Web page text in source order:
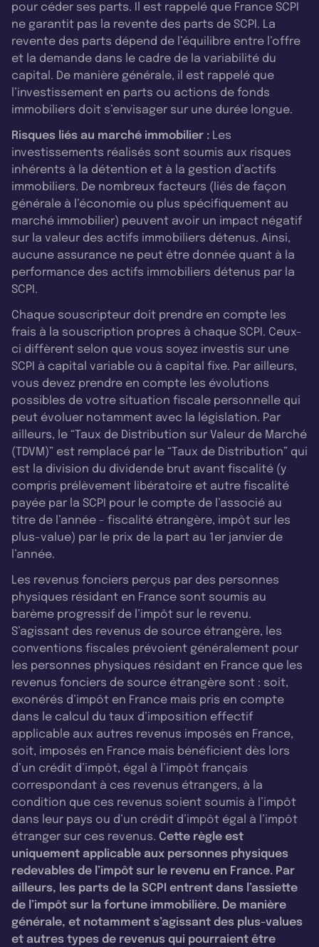
pour céder ses parts. Il est rappelé que France SCPI
ne garantit pas la revente des parts de SCPI. La
revente des parts dépend de l’équilibre entre l’offre
et la demande dans le cadre de la variabilité du
capital. De manière générale, il est rappelé que
l’investissement en parts ou actions de fonds
immobiliers doit s’envisager sur une durée longue.
Risques liés au marché immobilier : Les
investissements réalisés sont soumis aux risques
inhérents à la détention et à la gestion d’actifs
immobiliers. De nombreux facteurs (liés de façon
générale à l’économie ou plus spécifiquement au
marché immobilier) peuvent avoir un impact négatif
sur la valeur des actifs immobiliers détenus. Ainsi,
aucune assurance ne peut être donnée quant à la
performance des actifs immobiliers détenus par la
SCPI.
Chaque souscripteur doit prendre en compte les
frais à la souscription propres à chaque SCPI. Ceux-
ci diffèrent selon que vous soyez investis sur une
SCPI à capital variable ou à capital fixe. Par ailleurs,
vous devez prendre en compte les évolutions
possibles de votre situation fiscale personnelle qui
peut évoluer notamment avec la législation. Par
ailleurs, le “Taux de Distribution sur Valeur de Marché
(TDVM)” est remplacé par le “Taux de Distribution” qui
est la division du dividende brut avant fiscalité (y
compris prélèvement libératoire et autre fiscalité
payée par la SCPI pour le compte de l’associé au
titre de l’année - fiscalité étrangère, impôt sur les
plus-value) par le prix de la part au 1er janvier de
l’année.
Les revenus fonciers perçus par des personnes
physiques résidant en France sont soumis au
barème progressif de l’impôt sur le revenu.
S’agissant des revenus de source étrangère, les
conventions fiscales prévoient généralement pour
les personnes physiques résidant en France que les
revenus fonciers de source étrangère sont : soit,
exonérés d’impôt en France mais pris en compte
dans le calcul du taux d’imposition effectif
applicable aux autres revenus imposés en France,
soit, imposés en France mais bénéficient dès lors
d’un crédit d’impôt, égal à l’impôt français
correspondant à ces revenus étrangers, à la
condition que ces revenus soient soumis à l’impôt
dans leur pays ou d’un crédit d’impôt égal à l’impôt
étranger sur ces revenus. Cette règle est
uniquement applicable aux personnes physiques
redevables de l’impôt sur le revenu en France. Par
ailleurs, les parts de la SCPI entrent dans l’assiette
de l’impôt sur la fortune immobilière. De manière
générale, et notamment s’agissant des plus-values
et autres types de revenus qui pourraient être